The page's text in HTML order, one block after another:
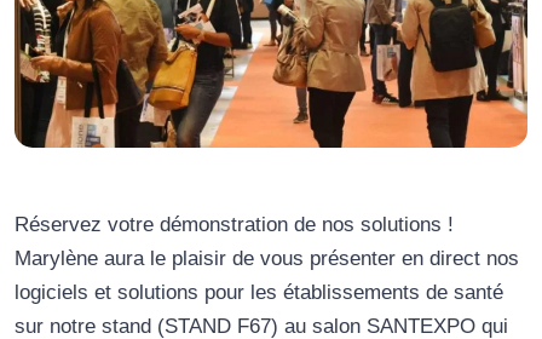
Réservez votre démonstration de nos solutions !
Marylène aura le plaisir de vous présenter en direct nos
logiciels et solutions pour les établissements de santé
sur notre stand (STAND F67) au salon SANTEXPO qui